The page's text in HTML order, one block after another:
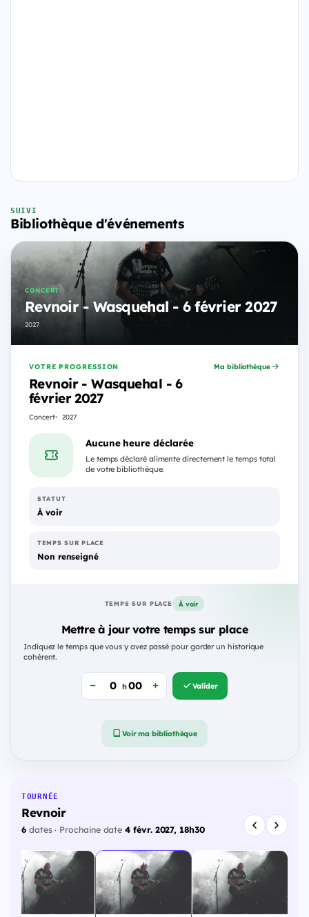
SUIVI
Bibliothèque d'événements
CONCERT
Revnoir - Wasquehal - 6 février 2027
2027
VOTRE PROGRESSION
Revnoir - Wasquehal - 6
février 2027
Concert 2027
Ma bibliothèque
Aucune heure déclarée
Le temps déclaré alimente directement le temps total
de votre bibliothèque.
STATUT
À voir
TEMPS SUR PLACE
Non renseigné
TEMPS SUR PLACE À voir
Mettre à jour votre temps sur place
Indiquez le temps que vous y avez passé pour garder un historique
cohérent.
h Valider
Voir ma bibliothèque
TOURNÉE
Revnoir
6dates · Prochaine date4 févr. 2027, 18h30
180j Cette date 187j